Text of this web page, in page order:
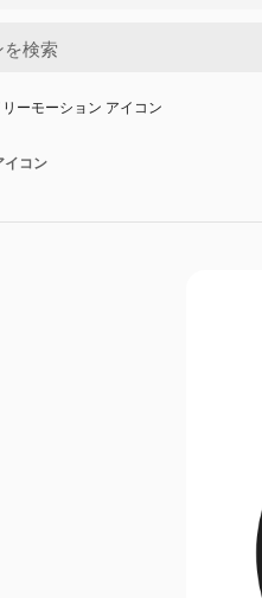
ーモーション アイコン
イコン